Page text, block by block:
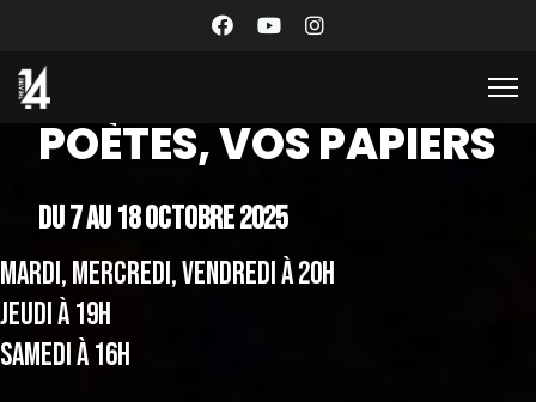
POÈTES, VOS PAPIERS
Du 7 au 18 octobre 2025
MARDI, MERCREDI, VENDREDI À 20H
JEUDI À 19H
SAMEDI À 16H